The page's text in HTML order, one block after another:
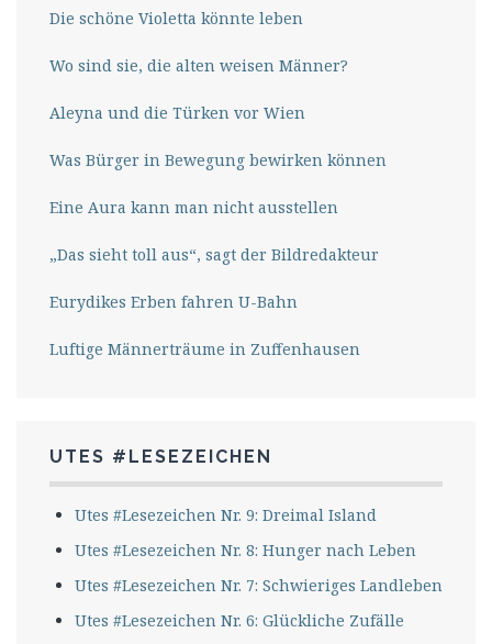
Die schöne Violetta könnte leben
Wo sind sie, die alten weisen Männer?
Aleyna und die Türken vor Wien
Was Bürger in Bewegung bewirken können
Eine Aura kann man nicht ausstellen
„Das sieht toll aus“, sagt der Bildredakteur
Eurydikes Erben fahren U-Bahn
Luftige Männerträume in Zuffenhausen
UTES #LESEZEICHEN
Utes #Lesezeichen Nr. 9: Dreimal Island
Utes #Lesezeichen Nr. 8: Hunger nach Leben
Utes #Lesezeichen Nr. 7: Schwieriges Landleben
Utes #Lesezeichen Nr. 6: Glückliche Zufälle